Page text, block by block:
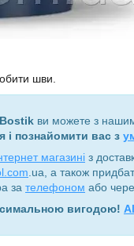
шви.
ви можете з
і познайомити вас з
магазині з
.ua, а також
за телефоном або
вигодою!